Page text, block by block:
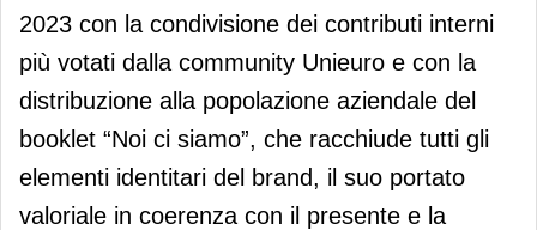
2023 con la condivisione dei contributi interni
più votati dalla community Unieuro e con la
distribuzione alla popolazione aziendale del
booklet “Noi ci siamo”, che racchiude tutti gli
elementi identitari del brand, il suo portato
valoriale in coerenza con il presente e la